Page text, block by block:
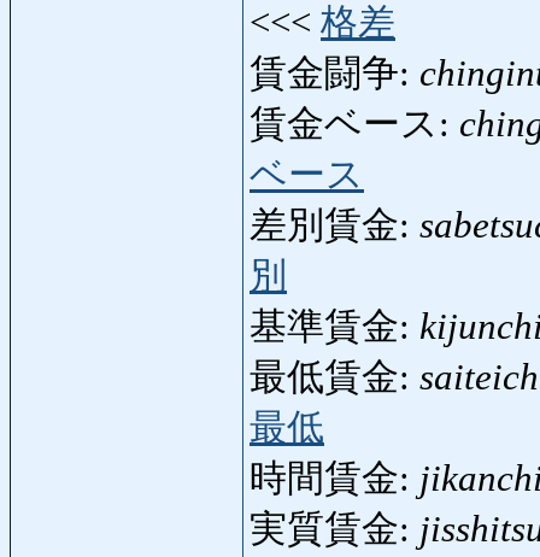
<<< 格差
賃金闘争:
賃金ベース:
ベース
差別賃金:
別
基準賃金:
最低賃金:
最低
時間賃金:
実質賃金: